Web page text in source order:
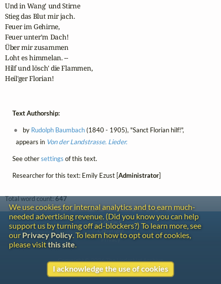
Und in Wang' und Stirne
Stieg das Blut mir jach.
Feuer im Gehirne,
Feuer unter'm Dach!
Über mir zusammen
Loht es himmelan. --
Hilf und lösch' die Flammen,
Heil'ger Florian!
Text Authorship:
by Rudolph Baumbach(1840 - 1905), "Sanct Florian hilf!",
appears in Von der Landstrasse. Lieder.
See othersettings of this text.
Researcher for this text: Emily Ezust [Administrator]
Total word count:647
We use cookies for internal analytics and to earn much-
needed advertising revenue. (Did you know you can help
support us by turning off ad-blockers?) To learn more, see
our Privacy Policy. To learn how to opt out of cookies,
please visitthis site.
I acknowledge the use of cookies
Contact
Copyright
Privacy
Copyright © 2026 The LiederNet Archive
Site redesign by Shawn Thuris